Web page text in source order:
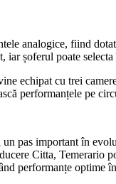
analogice, fiind
șoferul poate
echipat cu trei
performanțele pe
pas important în
Citta, Temerario
performanțe optime